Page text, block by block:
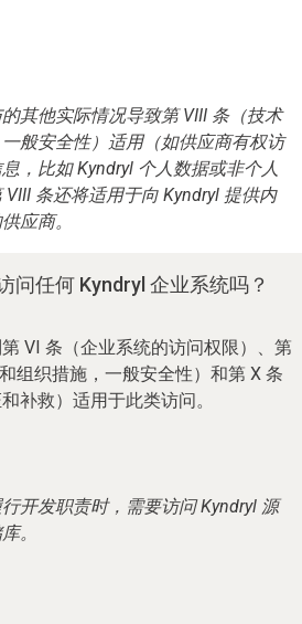
其他实际情况导致第 VIII 条（技术
般安全性）适用（如供应商有权访
，比如 Kyndryl 个人数据或非个人
VIII 条还将适用于向 Kyndryl 提供内
应商。
问任何 Kyndryl 企业系统吗？
VI 条（企业系统的访问权限）、第
组织措施，一般安全性）和第 X 条
和补救）适用于此类访问。
开发职责时，需要访问 Kyndryl 源
。